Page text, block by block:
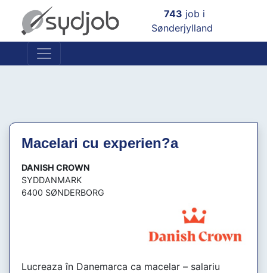
743 job i
Sønderjylland
Macelari cu experien?a
DANISH CROWN
SYDDANMARK
6400 SØNDERBORG
Lucreaza în Danemarca ca macelar – salariu